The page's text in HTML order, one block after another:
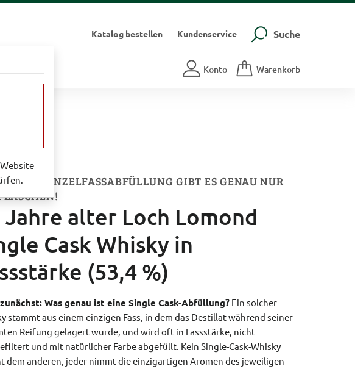
Katalogbestellen Kundenservice Suche
Konto Warenkorb
EINZELFASSABFÜLLUNG GIBT ES GENAU NUR
Jahre alter Loch Lomond
Cask Whisky in
(53,4 %)
Was genau ist eine Single Cask-Abfüllung? Ein solcher
stammt aus einem einzigen Fass, in dem das Destillat während seiner
Reifung gelagert wurde, und wird oft in Fassstärke, nicht
und mit natürlicher Farbe abgefüllt. Kein Single-Cask-Whisky
dem anderen, jeder nimmt die einzigartigen Aromen des jeweiligen